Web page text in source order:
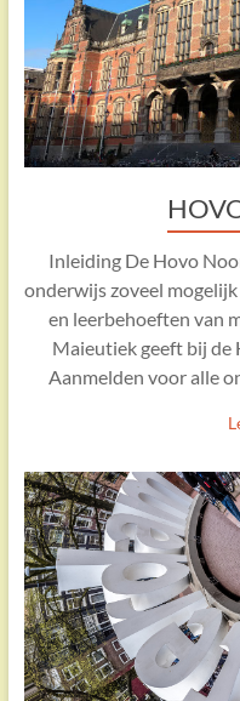
Inleiding De Hovo
onderwijs zoveel
en leerbehoeften van
Maieutiek geeft bij de
Aanmelden voor alle